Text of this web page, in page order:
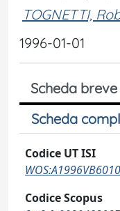
TOGNETTI,
1996-01-01
Scheda breve
Scheda
Codice UT ISI
Codice Scopus